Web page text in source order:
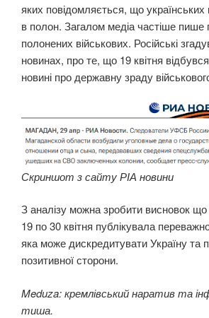
яких повідомляється, що українських
в полон. Загалом медіа частіше пише
полонених військових. Російські
новинах, про те, що 19 квітня
новині про державну зраду
Скриншот з сайту РІА новини
З аналізу можна зробити висновок
19 по 30 квітня публікувала
яка може дискредитувати Україну та
позитивної сторони.
Meduza: кремлівський наратив та
тиша.